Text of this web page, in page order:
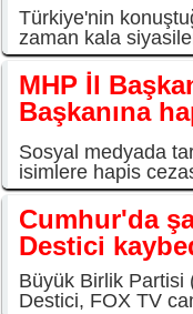
Türkiye'nin
zaman kala
MHP İl
Başkanına
Sosyal medyada
isimlere hapis
Cumhur'da
Destici
Büyük Birlik Partisi
Destici, FOX TV